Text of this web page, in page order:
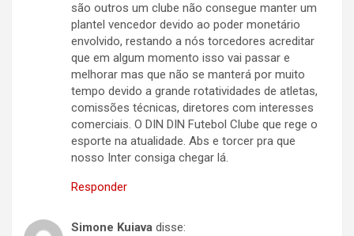
são outros um clube não consegue manter um
plantel vencedor devido ao poder monetário
envolvido, restando a nós torcedores acreditar
que em algum momento isso vai passar e
melhorar mas que não se manterá por muito
tempo devido a grande rotatividades de atletas,
comissões técnicas, diretores com interesses
comerciais. O DIN DIN Futebol Clube que rege o
esporte na atualidade. Abs e torcer pra que
nosso Inter consiga chegar lá.
Responder
Simone Kuiava disse: